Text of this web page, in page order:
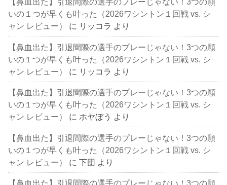
いの１つが早くも叶った（2026ワシントン１回戦 vs. シ
ャン レビュー）
に リッコラ より
【鼻血出た】引退間際の選手のプレーじゃない！3つの願
いの１つが早くも叶った（2026ワシントン１回戦 vs. シ
ャン レビュー）
に リッコラ より
【鼻血出た】引退間際の選手のプレーじゃない！3つの願
いの１つが早くも叶った（2026ワシントン１回戦 vs. シ
ャン レビュー）
に ホヤぼう より
【鼻血出た】引退間際の選手のプレーじゃない！3つの願
いの１つが早くも叶った（2026ワシントン１回戦 vs. シ
ャン レビュー）
に下団 より
【鼻血出た】引退間際の選手のプレーじゃない！3つの願